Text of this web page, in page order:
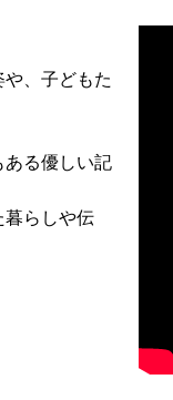
、子どもた
る優しい記
暮らしや伝